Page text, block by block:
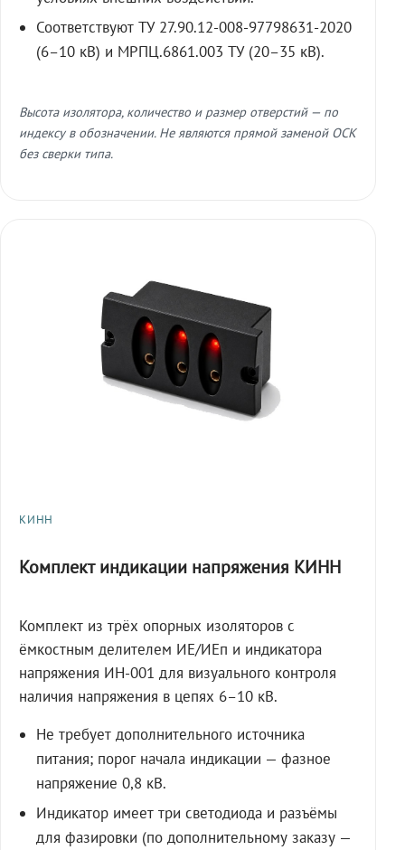
Соответствуют ТУ 27.90.12-008-97798631-2020
(6–10 кВ) и МРПЦ.6861.003 ТУ (20–35 кВ).
Высота изолятора, количество и размер отверстий — по
индексу в обозначении. Не являются прямой заменой ОСК
без сверки типа.
КИНН
Комплект индикации напряжения КИНН
Комплект из трёх опорных изоляторов с
ёмкостным делителем ИЕ/ИЕп и индикатора
напряжения ИН-001 для визуального контроля
наличия напряжения в цепях 6–10 кВ.
Не требует дополнительного источника
питания; порог начала индикации — фазное
напряжение 0,8 кВ.
Индикатор имеет три светодиода и разъёмы
для фазировки (по дополнительному заказу —